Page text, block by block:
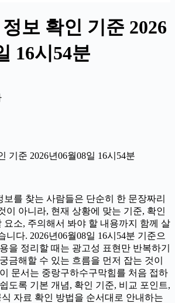
보 확인 기준 2026
16시54분
기준 2026년06월08일 16시54분
보를 찾는 사람들은 단순히 한 문장짜리
이 아니라, 현재 상황에 맞는 기준, 확인
요소, 주의해서 봐야 할 내용까지 함께 살
니다. 2026년06월08일 16시54분 기준으
을 정리할 때는 광고성 표현만 반복하기
금해할 수 있는 흐름을 먼저 잡는 것이
문서는 중랑구하수구막힘를 처음 접하
도록 기본 개념, 확인 기준, 비교 포인트,
자료 확인 방법을 순서대로 안내하는